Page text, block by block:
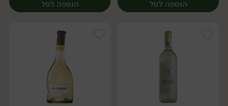
הוספה לסל הוספה לסל